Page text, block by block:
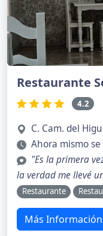
Restaurante
4.2
C. Cam. del
Ahora mismo
"Es la primera
la verdad me llevé
Restaurante
Más Información